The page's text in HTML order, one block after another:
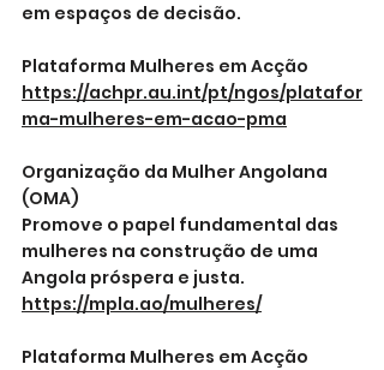
em espaços de decisão.
Plataforma Mulheres em Acção
https://achpr.au.int/pt/ngos/platafor
ma-mulheres-em-acao-pma
Organização da Mulher Angolana
(OMA)
Promove o papel fundamental das
mulheres na construção de uma
Angola próspera e justa.
https://mpla.ao/mulheres/
Plataforma Mulheres em Acção